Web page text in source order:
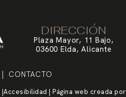
DIRECCIÓN
Plaza Mayor, 11 Bajo,
03600 Elda, Alicante
| CONTACTO
|Accesibilidad | Página web creada por